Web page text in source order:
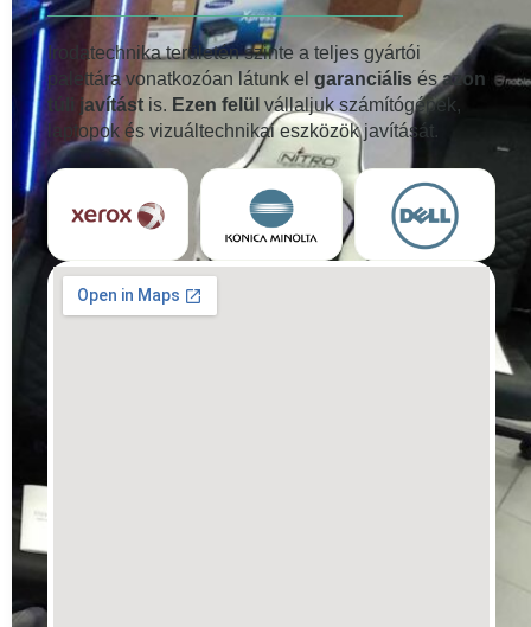
Irodatechnika területén szinte a teljes gyártói
palettára vonatkozóan látunk el garanciális ésazon
túli javítást is. Ezen felül vállaljuk számítógépek,
laptopok és vizuáltechnikai eszközök javítását.